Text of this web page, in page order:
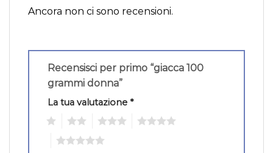
Ancora non ci sono recensioni.
Recensisci per primo “giacca 100
grammi donna”
La tua valutazione *